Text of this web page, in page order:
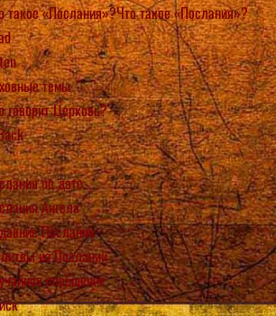
такое «Послания»?Что такое «Послания»?
темы
говорит Церковь?
по дате
Ангела
Послания
из Посланий
сообщение